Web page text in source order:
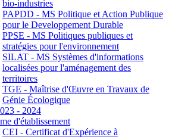
bio-industries
PAPDD - MS Politique et Action Publique
pour le Developpement Durable
PPSE - MS Politiques publiques et
stratégies pour l'environnement
SILAT - MS Systèmes d'informations
localisées pour l'aménagement des
territoires
TGE - Maîtrise d'Œuvre en Travaux de
Génie Écologique
- 2024
d'établissement
CEI - Certificat d'Expérience à